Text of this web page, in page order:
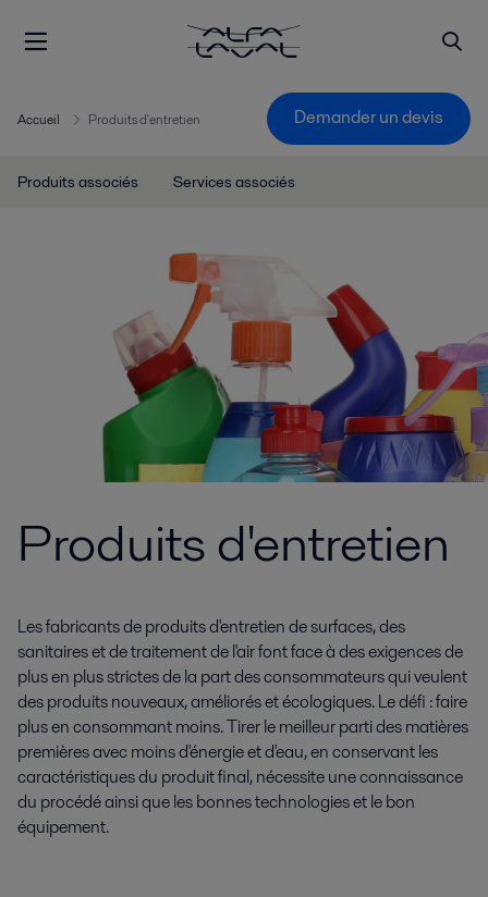
Accueil Produits d'entretien Demander un devis
Produits associés Services associés
Produits d'entretien
Les fabricants de produits d'entretien de surfaces, des
sanitaires et de traitement de l'air font face à des exigences de
plus en plus strictes de la part des consommateurs qui veulent
des produits nouveaux, améliorés et écologiques. Le défi : faire
plus en consommant moins. Tirer le meilleur parti des matières
premières avec moins d'énergie et d'eau, en conservant les
caractéristiques du produit final, nécessite une connaissance
du procédé ainsi que les bonnes technologies et le bon
équipement.